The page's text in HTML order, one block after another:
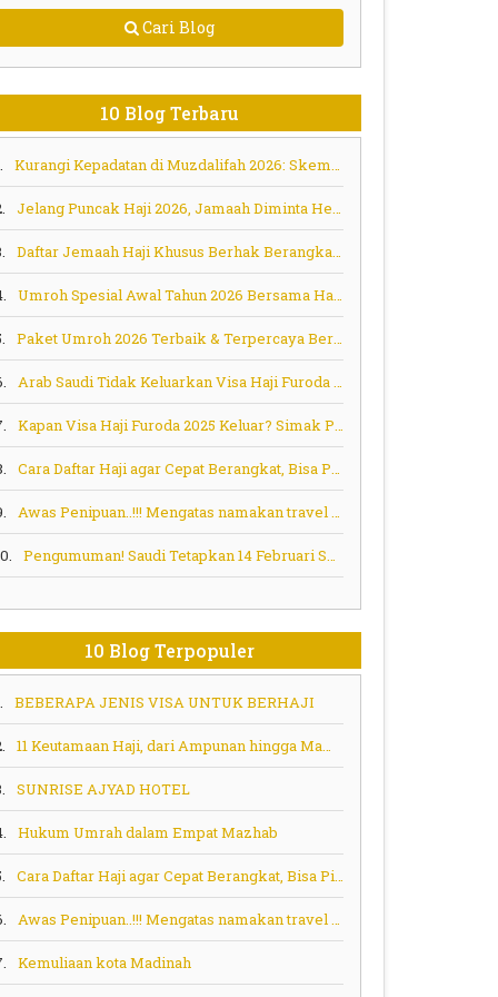
Cari Blog
10 Blog Terbaru
Kurangi Kepadatan di Muzdalifah 2026: Skema Murur Jadi Solusi Aman bagi Jemaah Lansia dan Risti
Jelang Puncak Haji 2026, Jamaah Diminta Hemat Energi dan Tertib Ihram Sejak Embarkasi
Daftar Jemaah Haji Khusus Berhak Berangkat Tahap Berikutnya
Umroh Spesial Awal Tahun 2026 Bersama Habib Ali Zainal Abidin (Habib Bidin) – Berangkat 6 Januari 2026
Paket Umroh 2026 Terbaik & Terpercaya Bersama Tombo Ati Tour
Arab Saudi Tidak Keluarkan Visa Haji Furoda untuk Jamaah Asal Indonesia, Ini Penjelasan Menag Nasaruddin Umar
Kapan Visa Haji Furoda 2025 Keluar? Simak Prediksi dan Pesan Penting!
Cara Daftar Haji agar Cepat Berangkat, Bisa Pilih Program Ini
Awas Penipuan..!!! Mengatas namakan travel umroh haji
Pengumuman! Saudi Tetapkan 14 Februari Sebagai Tenggat Waktu Penyelesaian Kontrak Layanan Haji
10 Blog Terpopuler
BEBERAPA JENIS VISA UNTUK BERHAJI
11 Keutamaan Haji, dari Ampunan hingga Mampu Memberi Syafaat
SUNRISE AJYAD HOTEL
Hukum Umrah dalam Empat Mazhab
Cara Daftar Haji agar Cepat Berangkat, Bisa Pilih Program Ini
Awas Penipuan..!!! Mengatas namakan travel umroh haji
Kemuliaan kota Madinah